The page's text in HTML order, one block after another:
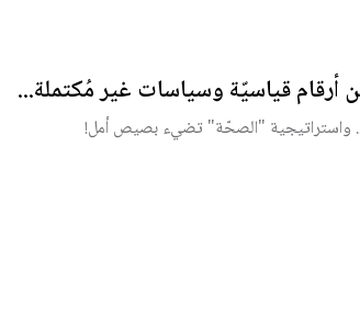
قياسيّة وسياسات غير مُكتملة...
واستراتيجية "الصحّة" تضيء بصيص أمل!